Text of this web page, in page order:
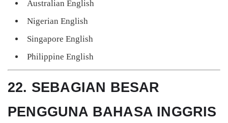
Australian English
Nigerian English
Singapore English
Philippine English
22. SEBAGIAN BESAR
PENGGUNA BAHASA INGGRIS